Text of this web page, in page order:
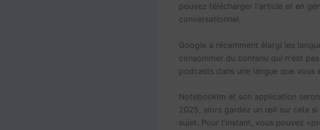
pouvez télécharger l'article et en
conversationnel.
Google a récemment élargi les
consommer du contenu qui n'est
podcasts dans une langue que
Notebooklm et son application
2025, alors gardez un œil sur cela si
sujet. Pour l'instant, vous pouvez